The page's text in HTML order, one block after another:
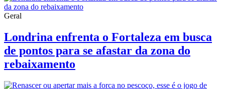
Geral
Londrina enfrenta o Fortaleza em busca
de pontos para se afastar da zona do
rebaixamento